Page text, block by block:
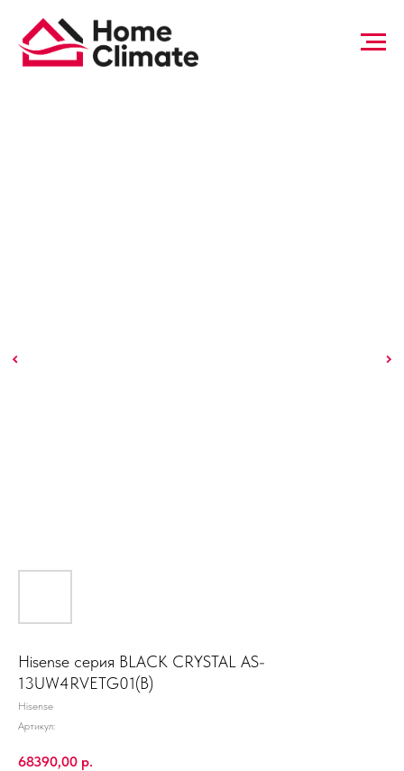
Hisense серия BLACK CRYSTAL AS-
13UW4RVETG01(B)
Hisense
Артикул:
68390,00 р.